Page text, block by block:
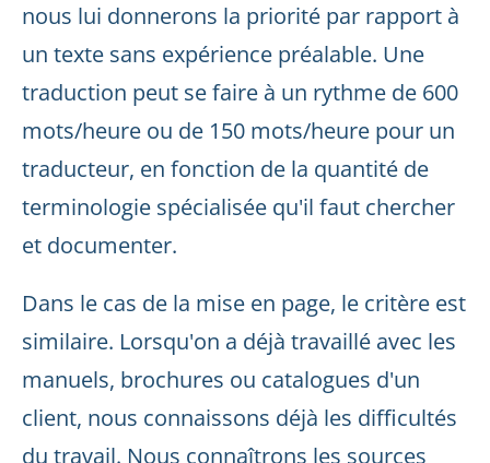
nous lui donnerons la priorité par rapport à
un texte sans expérience préalable. Une
traduction peut se faire à un rythme de 600
mots/heure ou de 150 mots/heure pour un
traducteur, en fonction de la quantité de
terminologie spécialisée qu'il faut chercher
et documenter.
Dans le cas de la mise en page, le critère est
similaire. Lorsqu'on a déjà travaillé avec les
manuels, brochures ou catalogues d'un
client, nous connaissons déjà les difficultés
du travail. Nous connaîtrons les sources